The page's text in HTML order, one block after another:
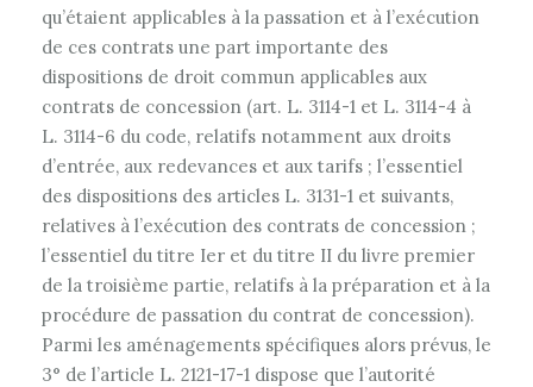
qu’étaient applicables à la passation et à l’exécution
de ces contrats une part importante des
dispositions de droit commun applicables aux
contrats de concession (art. L. 3114-1 et L. 3114-4 à
L. 3114-6 du code, relatifs notamment aux droits
d’entrée, aux redevances et aux tarifs ; l’essentiel
des dispositions des articles L. 3131-1 et suivants,
relatives à l’exécution des contrats de concession ;
l’essentiel du titre Ier et du titre II du livre premier
de la troisième partie, relatifs à la préparation et à la
procédure de passation du contrat de concession).
Parmi les aménagements spécifiques alors prévus, le
3° de l’article L. 2121-17-1 dispose que l’autorité